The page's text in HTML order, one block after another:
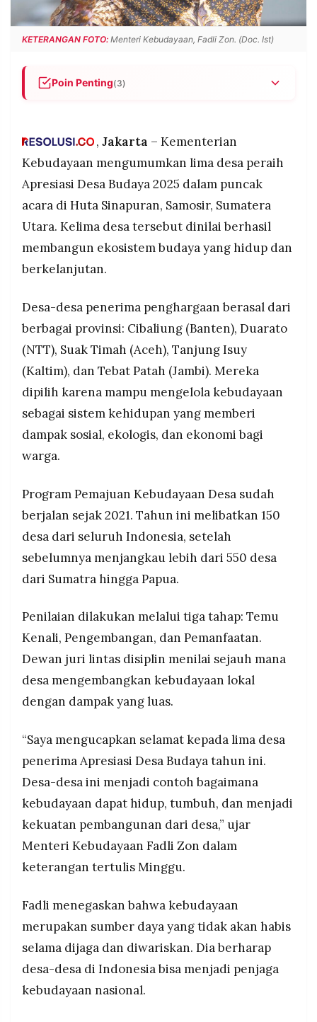
POLICY WARGA
INFORMASI KIRIM
PENGADUAN
OF
IKUTI
KAMI
PT.
RESOLUSI
MEDIA
PRAMUDITA
©
Resolusi.co
-
2026
RESOLUSI
KETERANGAN FOTO: Menteri Kebudayaan, Fadli Zon. (Doc. Ist)
Poin Penting(3)
sebagai penerima Apresiasi Desa Budaya 2025
Program Pemajuan Kebudayaan Desa tahun ini
menjangkau lebih dari 550 desa dari Sumatra
hingga Papua sejak 2021
Menteri Kebudayaan Fadli Zon menekankan
pentingnya kolaborasi pemerintah pusat, daerah,
dan masyarakat dalam melestarikan kebudayaan
sebagai amanat konstitusi
, Jakarta – Kementerian
Kebudayaan mengumumkan lima desa peraih
Apresiasi Desa Budaya 2025 dalam puncak
acara di Huta Sinapuran, Samosir, Sumatera
Utara. Kelima desa tersebut dinilai berhasil
membangun ekosistem budaya yang hidup dan
berkelanjutan.
Desa-desa penerima penghargaan berasal dari
berbagai provinsi: Cibaliung (Banten), Duarato
(NTT), Suak Timah (Aceh), Tanjung Isuy
(Kaltim), dan Tebat Patah (Jambi). Mereka
dipilih karena mampu mengelola kebudayaan
sebagai sistem kehidupan yang memberi
dampak sosial, ekologis, dan ekonomi bagi
warga.
Program Pemajuan Kebudayaan Desa sudah
berjalan sejak 2021. Tahun ini melibatkan 150
desa dari seluruh Indonesia, setelah
sebelumnya menjangkau lebih dari 550 desa
dari Sumatra hingga Papua.
Penilaian dilakukan melalui tiga tahap: Temu
Kenali, Pengembangan, dan Pemanfaatan.
Dewan juri lintas disiplin menilai sejauh mana
desa mengembangkan kebudayaan lokal
dengan dampak yang luas.
“Saya mengucapkan selamat kepada lima desa
penerima Apresiasi Desa Budaya tahun ini.
Desa-desa ini menjadi contoh bagaimana
kebudayaan dapat hidup, tumbuh, dan menjadi
kekuatan pembangunan dari desa,” ujar
Menteri Kebudayaan Fadli Zon dalam
keterangan tertulis Minggu.
Fadli menegaskan bahwa kebudayaan
merupakan sumber daya yang tidak akan habis
selama dijaga dan diwariskan. Dia berharap
desa-desa di Indonesia bisa menjadi penjaga
kebudayaan nasional.